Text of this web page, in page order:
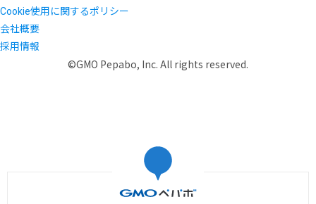
Cookie使用に関するポリシー
会社概要
採用情報
©GMO Pepabo, Inc. All rights reserved.